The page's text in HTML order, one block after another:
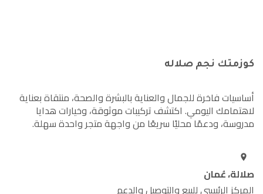
كوزمتك نجم صلاله
أساسيات فاخرة للجمال والعناية بالبشرة والصحة، منتقاة بعناية
لاهتمامك اليومي. اكتشف تركيبات موثوقة، وخيارات هدايا
مدروسة، ودعمًا محليًا سريعًا من واجهة متجر واحدة سهلة.
صلالة، عُمان
المركز الرئيسي للبيع والتوصيل والدعم